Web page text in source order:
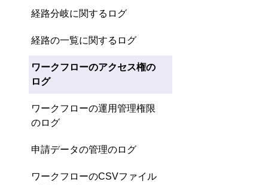
経路分岐に関するログ
経路の一覧に関するログ
ワークフローのアクセス権の
ログ
ワークフローの運用管理権限
のログ
申請データの管理のログ
ワークフローのCSVファイル